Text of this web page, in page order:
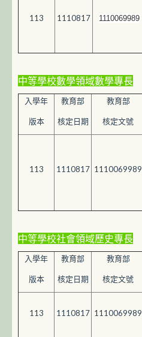
113 1110817 1110069989
中等學校數學領域數學專長
入學年
版本
教育部
核定日期
教育部
核定文號
113 1110817 1110069989
中等學校社會領域歷史專長
入學年
版本
教育部
核定日期
教育部
核定文號
113 1110817 1110069989